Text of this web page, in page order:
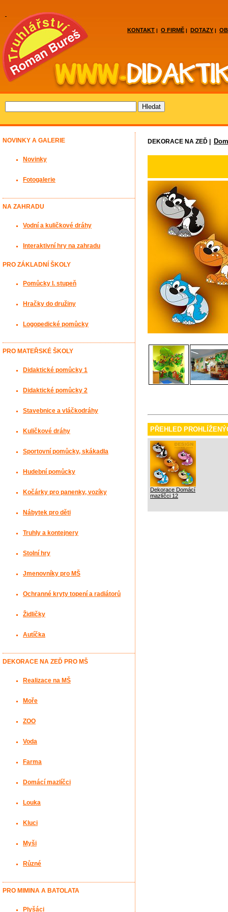
KONTAKT | O FIRMĚ | DOTAZY |
DEKORACE NA ZEĎ |
PŘEHLED
Dekorace Domácí
mazlíčci 12
NOVINKY A GALERIE
Novinky
Fotogalerie
NA ZAHRADU
Vodní a kuličkové dráhy
Interaktivní hry na zahradu
PRO ZÁKLADNÍ ŠKOLY
Pomůcky I. stupeň
Hračky do družiny
Logopedické pomůcky
PRO MATEŘSKÉ ŠKOLY
Didaktické pomůcky 1
Didaktické pomůcky 2
Stavebnice a vláčkodráhy
Kuličkové dráhy
Sportovní pomůcky, skákadla
Hudební pomůcky
Kočárky pro panenky, vozíky
Nábytek pro děti
Truhly a kontejnery
Stolní hry
Jmenovníky pro MŠ
Ochranné kryty topení a radiátorů
Židličky
Autíčka
DEKORACE NA ZEĎ PRO MŠ
Realizace na MŠ
Moře
ZOO
Voda
Farma
Domácí mazlíčci
Louka
Kluci
Myši
Různé
PRO MIMINA A BATOLATA
Plyšáci